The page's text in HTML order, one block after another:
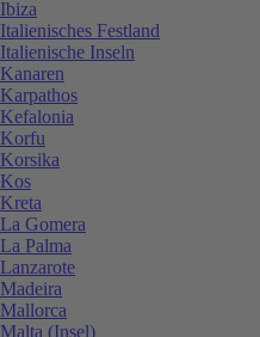
Ibiza
Italienisches Festland
Italienische Inseln
Kanaren
Karpathos
Kefalonia
Korfu
Korsika
Kos
Kreta
La Gomera
La Palma
Lanzarote
Madeira
Mallorca
Malta (Insel)